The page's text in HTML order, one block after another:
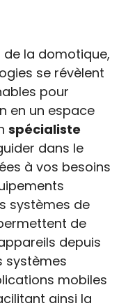
la domotique,
se révèlent
pour
en un espace
spécialiste
dans le
à vos besoins
systèmes de
de
depuis
systèmes
mobiles
ainsi la